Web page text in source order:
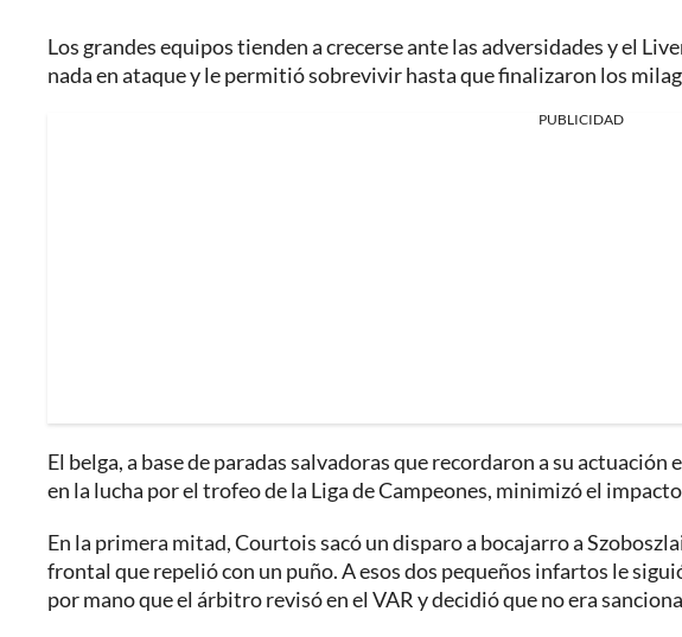
Los grandes equipos tienden a crecerse ante las adversidades y el
nada en ataque y le permitió sobrevivir hasta que finalizaron los
PUBLICIDAD
El belga, a base de paradas salvadoras que recordaron a su
en la lucha por el trofeo de la Liga de Campeones, minimizó el
En la primera mitad, Courtois sacó un disparo a bocajarro a
frontal que repelió con un puño. A esos dos pequeños infartos le
por mano que el árbitro revisó en el VAR y decidió que no era